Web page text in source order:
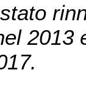
2013